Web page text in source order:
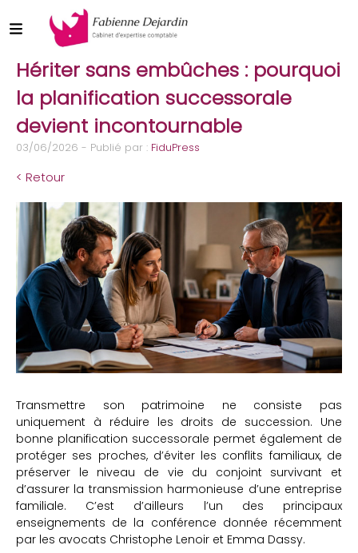
Hériter sans embûches : pourquoi
la planification successorale
devient incontournable
03/06/2026 - Publié par : FiduPress
< Retour
Transmettre son patrimoine ne consiste pas
uniquement à réduire les droits de succession. Une
bonne planification successorale permet également de
protéger ses proches, d’éviter les conflits familiaux, de
préserver le niveau de vie du conjoint survivant et
d’assurer la transmission harmonieuse d’une entreprise
familiale. C’est d’ailleurs l’un des principaux
enseignements de la conférence donnée récemment
par les avocats Christophe Lenoir et Emma Dassy.